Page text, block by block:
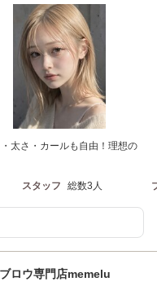
太さ・カールも自由！理想の
スタッフ 総数3人
ロウ専門店memelu